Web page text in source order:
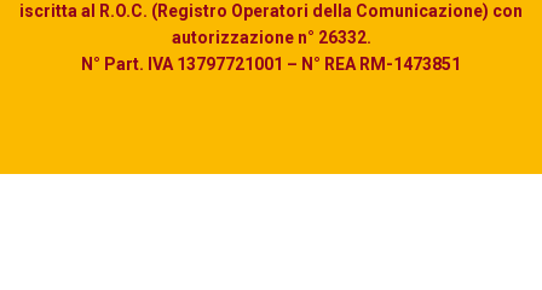
iscritta al R.O.C. (Registro Operatori della Comunicazione) con
autorizzazione n° 26332.
N° Part. IVA 13797721001 – N° REA RM-1473851